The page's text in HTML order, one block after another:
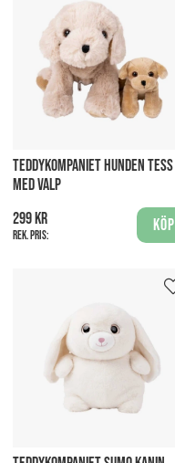
TEDDYKOMPANIET HUNDEN TESS
MED VALP
299 kr
Rek. pris:
Köp